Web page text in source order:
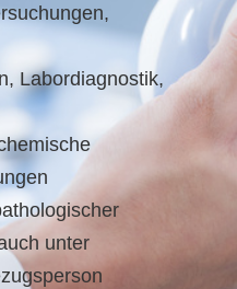
Labordiagnostik,
unter